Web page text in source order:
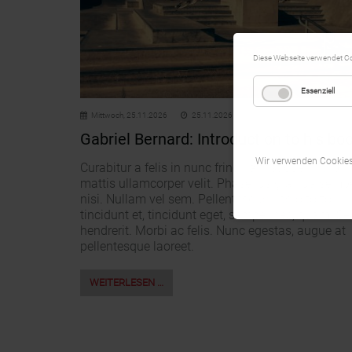
Mittwoch, 25.11.2026 25.11.2026
Gabriel Bernard: Introduction to his book
Curabitur a felis in nunc fringilla tristique. Morbi
mattis ullamcorper velit. Phasellus gravida semper
nisi. Nullam vel sem. Pellentesque libero tortor,
tincidunt et, tincidunt eget, semper nec, quam. Sed
hendrerit. Morbi ac felis. Nunc egestas, augue at
pellentesque laoreet.
WEITERLESEN …
Diese Webseite verwendet
Essenziell
Wir verwenden